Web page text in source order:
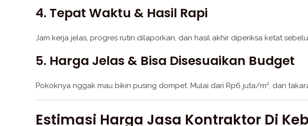
4. Tepat Waktu & Hasil Rapi
Jam kerja jelas, progres rutin dilaporkan, dan hasil akhir diperiksa ketat
5. Harga Jelas & Bisa Disesuaikan Budget
Pokoknya nggak mau bikin pusing dompet. Mulai dari Rp6 juta/m², dan
Estimasi Harga Jasa Kontraktor Di